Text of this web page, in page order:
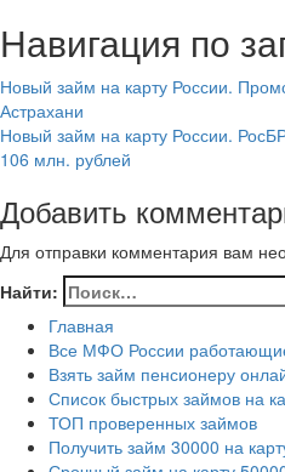
Навигация по
Новый займ на карту России.
Астрахани
Новый займ на карту России.
106 млн. рублей
Добавить
Для отправки комментария вам
Найти:
Главная
Все МФО России
Взять займ пенсионеру
Список быстрых займов на
ТОП проверенных займов
Получить займ 30000 на